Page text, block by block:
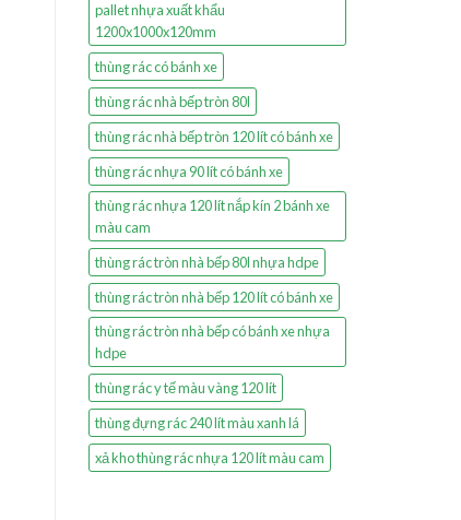
pallet nhựa xuất khẩu
1200x1000x120mm
thùng rác có bánh xe
thùng rác nhà bếp tròn 80l
thùng rác nhà bếp tròn 120 lít có bánh xe
thùng rác nhựa 90 lít có bánh xe
thùng rác nhựa 120 lít nắp kín 2 bánh xe
màu cam
thùng rác tròn nhà bếp 80l nhựa hdpe
thùng rác tròn nhà bếp 120 lít có bánh xe
thùng rác tròn nhà bếp có bánh xe nhựa
hdpe
thùng rác y tế màu vàng 120 lít
thùng đựng rác 240 lít màu xanh lá
xả kho thùng rác nhựa 120 lít màu cam